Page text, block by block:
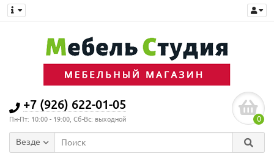
+7 (926) 622-01-05
Пн-Пт: 10:00 - 19:00, Сб-Вс: выходной 0
Везде